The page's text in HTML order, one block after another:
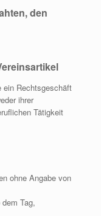
den
ein Rechtsgeschäft
ihrer
Tätigkeit
ohne Angabe von
Tag,